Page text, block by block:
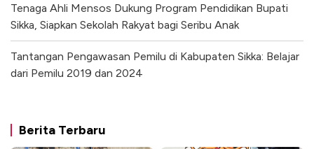
Tenaga Ahli Mensos Dukung Program Pendidikan Bupati
Sikka, Siapkan Sekolah Rakyat bagi Seribu Anak
Tantangan Pengawasan Pemilu di Kabupaten Sikka: Belajar
dari Pemilu 2019 dan 2024
Berita Terbaru